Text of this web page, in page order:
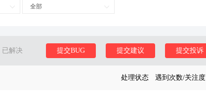
全部
已解决 提交投诉
提交建议
提交BUG
处理状态 遇到次数/关注度